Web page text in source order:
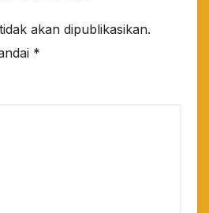
akan dipublikasikan.
*